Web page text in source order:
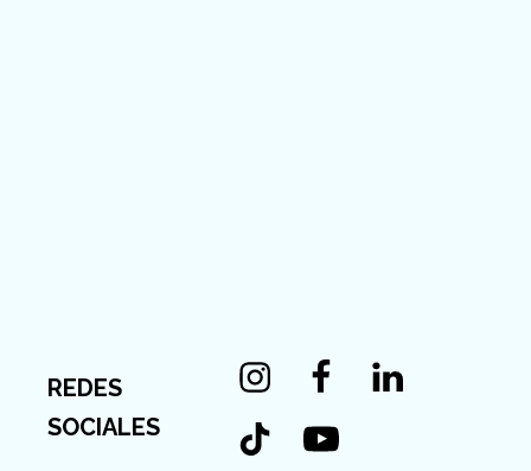
REDES
SOCIALES
InstagramFacebookLinkedin
Tiktok Youtube